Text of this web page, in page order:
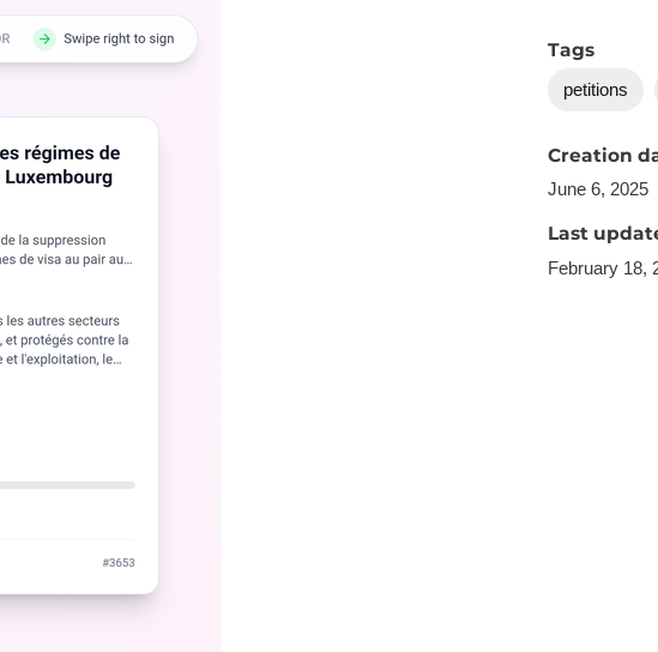
Tags
petitions
Creation
June 6, 2025
Last
February 18,